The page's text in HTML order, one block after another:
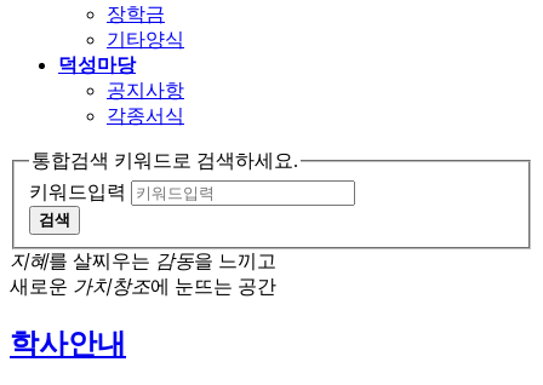
장학금
기타양식
덕성마당
공지사항
각종서식
통합검색 키워드로 검색하세요.
키워드입력
검색
지혜를 살찌우는 감동을 느끼고
새로운 가치창조에 눈뜨는 공간
학사안내